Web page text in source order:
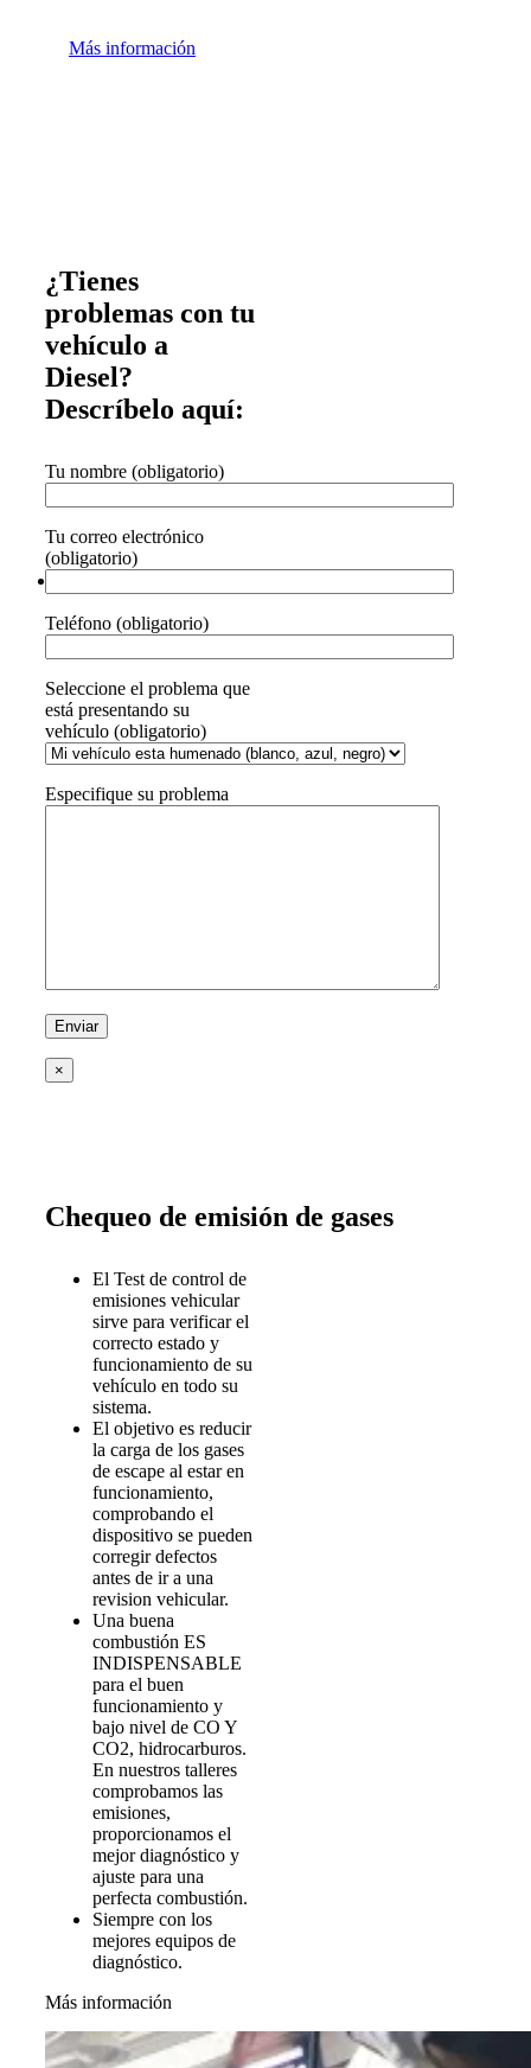
Más información
¿Tienes
problemas con tu
vehículo a
Diesel?
Descríbelo aquí:
Tu nombre (obligatorio)
Tu correo electrónico
(obligatorio)
Teléfono (obligatorio)
Seleccione el problema que
está presentando su
vehículo (obligatorio)
Especifique su problema
×
Chequeo de emisión de gases
El Test de control de
emisiones vehicular
sirve para verificar el
correcto estado y
funcionamiento de su
vehículo en todo su
sistema.
El objetivo es reducir
la carga de los gases
de escape al estar en
funcionamiento,
comprobando el
dispositivo se pueden
corregir defectos
antes de ir a una
revision vehicular.
Una buena
combustión ES
INDISPENSABLE
para el buen
funcionamiento y
bajo nivel de CO Y
CO2, hidrocarburos.
En nuestros talleres
comprobamos las
emisiones,
proporcionamos el
mejor diagnóstico y
ajuste para una
perfecta combustión.
Siempre con los
mejores equipos de
diagnóstico.
Más información